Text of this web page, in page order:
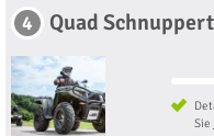
4 Quad
Sie